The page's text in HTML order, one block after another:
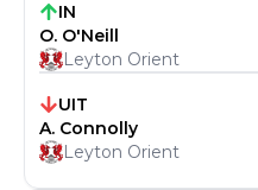
IN
O. O'Neill
Leyton Orient
UIT
A. Connolly
Leyton Orient